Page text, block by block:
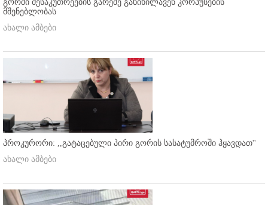
გორში მესაკუთრეების გარეშე განიხილავენ კორპუსების
მშენებლობას
ახალი ამბები
პროკურორი: ,,გატაცებული პირი გორის სასატუმროში ჰყავდათ''
ახალი ამბები